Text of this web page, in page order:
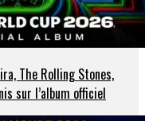
The Rolling Stones,
sur l’album officiel